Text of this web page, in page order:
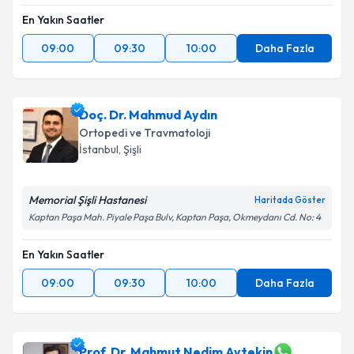
En Yakın Saatler
09:00
09:30 10:00 Daha Fazla
Doç. Dr. Mahmud Aydın
Ortopedi ve Travmatoloji
İstanbul, Şişli
Memorial Şişli Hastanesi Haritada Göster
Kaptan Paşa Mah. Piyale Paşa Bulv, Kaptan Paşa, Okmeydanı Cd. No: 4
En Yakın Saatler
09:00
09:30 10:00 Daha Fazla